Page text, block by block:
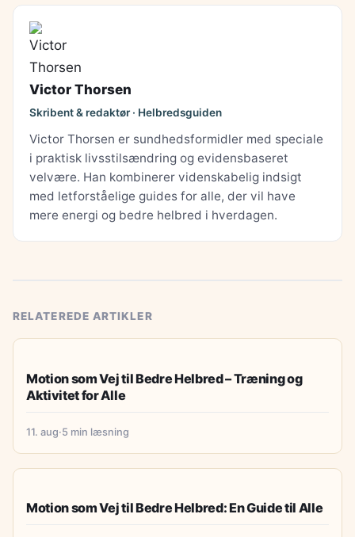
Victor Thorsen
Skribent & redaktør · Helbredsguiden
Victor Thorsen er sundhedsformidler med speciale
i praktisk livsstilsændring og evidensbaseret
velvære. Han kombinerer videnskabelig indsigt
med letforståelige guides for alle, der vil have
mere energi og bedre helbred i hverdagen.
RELATEREDE ARTIKLER
Motion som Vej til Bedre Helbred – Træning og
Aktivitet for Alle
11. aug·5 min læsning
Motion som Vej til Bedre Helbred: En Guide til Alle